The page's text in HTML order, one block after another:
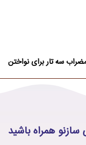
سه تار برای نواختن
همراه باشید